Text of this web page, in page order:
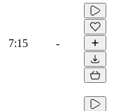
7:15 -